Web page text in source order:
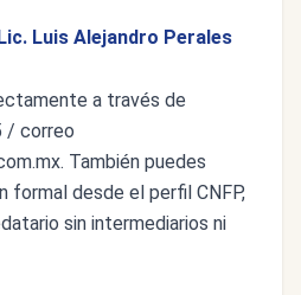
Luis Alejandro Perales
a través de
/ correo
. También puedes
formal desde el perfil CNFP,
sin intermediarios ni